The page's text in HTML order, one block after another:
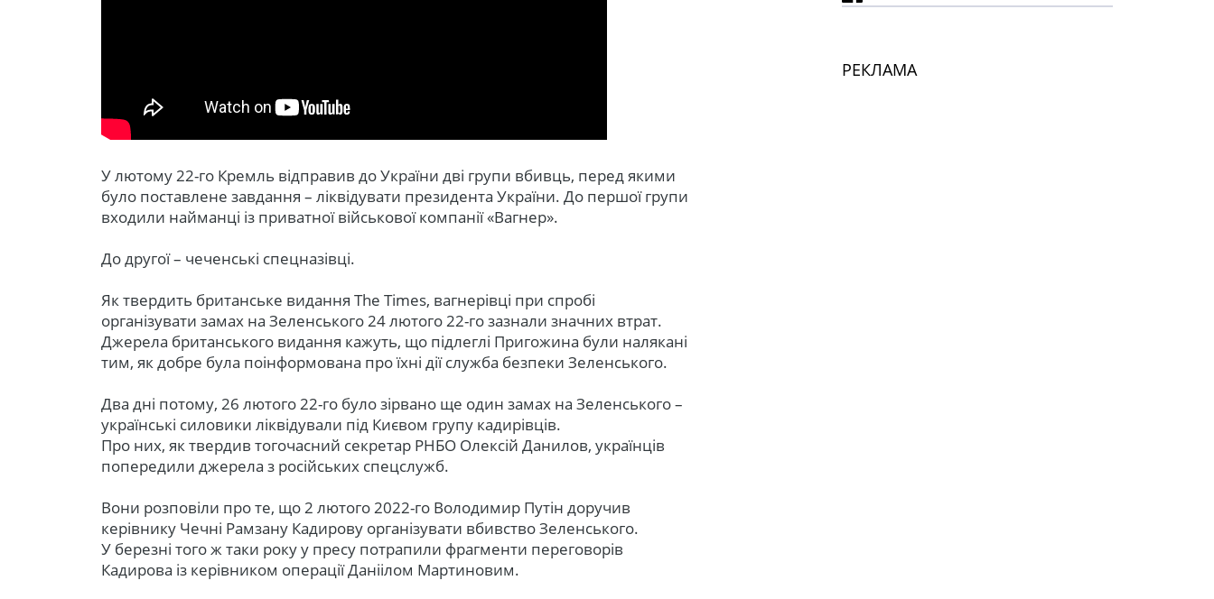
У лютому 22-го Кремль відправив до України дві групи вбивць, перед якими
було поставлене завдання – ліквідувати президента України. До першої групи
входили найманці із приватної військової компанії «Вагнер».
До другої – чеченські спецназівці.
Як твердить британське видання The Times, вагнерівці при спробі
організувати замах на Зеленського 24 лютого 22-го зазнали значних втрат.
Джерела британського видання кажуть, що підлеглі Пригожина були налякані
тим, як добре була поінформована про їхні дії служба безпеки Зеленського.
Два дні потому, 26 лютого 22-го було зірвано ще один замах на Зеленського –
українські силовики ліквідували під Києвом групу кадирівців.
Про них, як твердив тогочасний секретар РНБО Олексій Данилов, українців
попередили джерела з російських спецслужб.
Вони розповіли про те, що 2 лютого 2022-го Володимир Путін доручив
керівнику Чечні Рамзану Кадирову організувати вбивство Зеленського.
У березні того ж таки року у пресу потрапили фрагменти переговорів
Кадирова із керівником операції Даніілом Мартиновим.
РЕКЛАМА